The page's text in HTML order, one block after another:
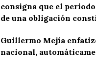
consigna que el
de una obligación
Guillermo Mejía
nacional,